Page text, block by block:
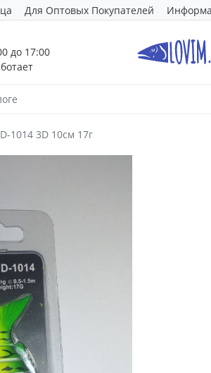
Для Оптовых Покупателей
до 17:00
1014 3D 10см 17г